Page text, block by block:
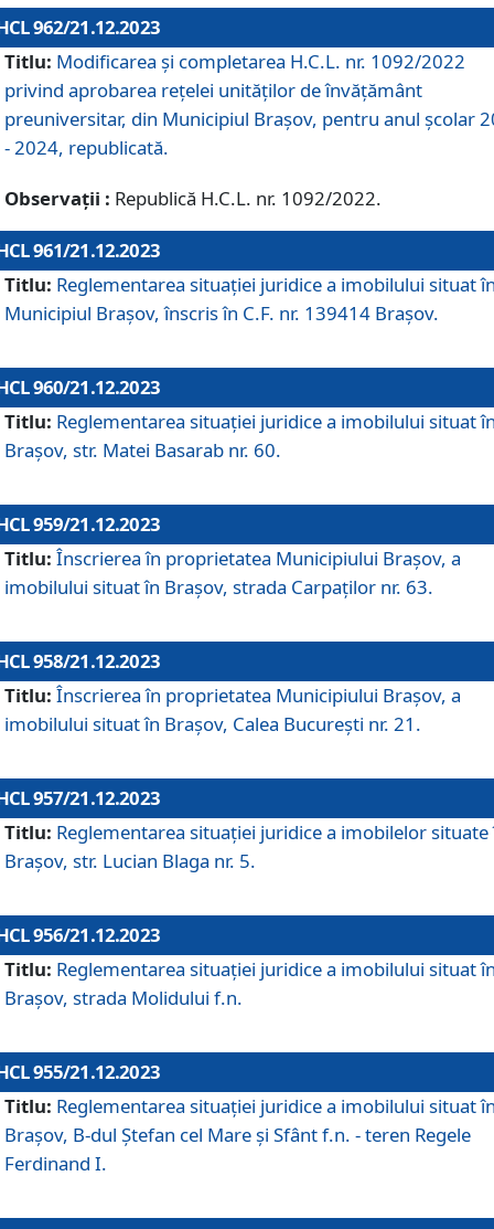
962/21.12.2023
Titlu: Modificarea și completarea H.C.L. nr. 1092/2022
privind aprobarea rețelei unităților de învăţământ
preuniversitar, din Municipiul Braşov, pentru anul școlar
- 2024, republicată.
Observații : Republică H.C.L. nr. 1092/2022.
961/21.12.2023
Titlu: Reglementarea situației juridice a imobilului situat
Municipiul Brașov, înscris în C.F. nr. 139414 Brașov.
960/21.12.2023
Titlu: Reglementarea situației juridice a imobilului situat
Brașov, str. Matei Basarab nr. 60.
959/21.12.2023
Titlu: Înscrierea în proprietatea Municipiului Brașov, a
imobilului situat în Brașov, strada Carpaților nr. 63.
958/21.12.2023
Titlu: Înscrierea în proprietatea Municipiului Brașov, a
imobilului situat în Brașov, Calea București nr. 21.
957/21.12.2023
Titlu: Reglementarea situației juridice a imobilelor situate
Brașov, str. Lucian Blaga nr. 5.
956/21.12.2023
Titlu: Reglementarea situației juridice a imobilului situat
Brașov, strada Molidului f.n.
955/21.12.2023
Titlu: Reglementarea situației juridice a imobilului situat
Brașov, B-dul Ștefan cel Mare și Sfânt f.n. - teren Regele
Ferdinand I.